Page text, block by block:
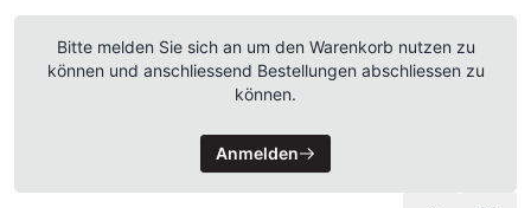
Bitte melden Sie sich an um den Warenkorb nutzen zu
können und anschliessend Bestellungen abschliessen zu
können.
Anmelden